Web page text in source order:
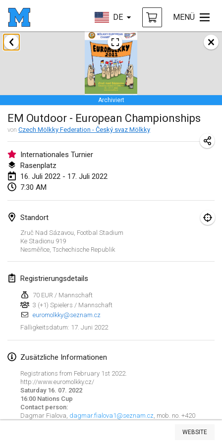
DE MENÜ
Liste anzeigen
Archiviert
EM Outdoor - European Championships
von Czech Mölkky Federation - Český svaz Mölkky
Internationales Turnier
Rasenplatz
16. Juli 2022 - 17. Juli 2022
7:30 AM
Standort
Zruč Nad Sázavou, Footbal Stadium
Ke Stadionu 919
Nesměřice, Tschechische Republik
Registrierungsdetails
70 EUR / Mannschaft
3 (+1) Spielers / Mannschaft
euromolkky@seznam.cz
Fälligkeitsdatum: 17. Juni 2022
Zusätzliche Informationen
Registrations from February 1st 2022.
http://www.euromolkky.cz/
Saturday 16. 07. 2022
16:00 Nations Cup
Contact person:
Dagmar Fialova, dagmar.fialova1@seznam.cz , mob. no. +420
WEBSITE
Januar 2022
Tournoi Mixte ASPTTOM
Frankreich
KKS Halli Duppeli
22. Jan. 2022 |Finnland
Mölkky Tournament - Doubles
22. Jan. 2022|Japan
Suomelan Mölkky-open
22. Jan. 2022
23. Jan. 2022
Februar 2022
4. Feb. 2022|Tschechische Republik
TangoMölkky
5. Feb. 2022|Finnland
12. Feb. 2022|Finnland
Yamagata Tournament
13. Feb. 2022|Japan
West Indiv Cup